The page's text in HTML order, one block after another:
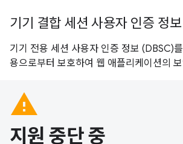
기기 결합 세션 사용자 인증 정보
기기 전용 세션 사용자 인증 정보 (DBSC)
용으로부터 보호하여 웹 애플리케이션의
warning
지원 중단 중